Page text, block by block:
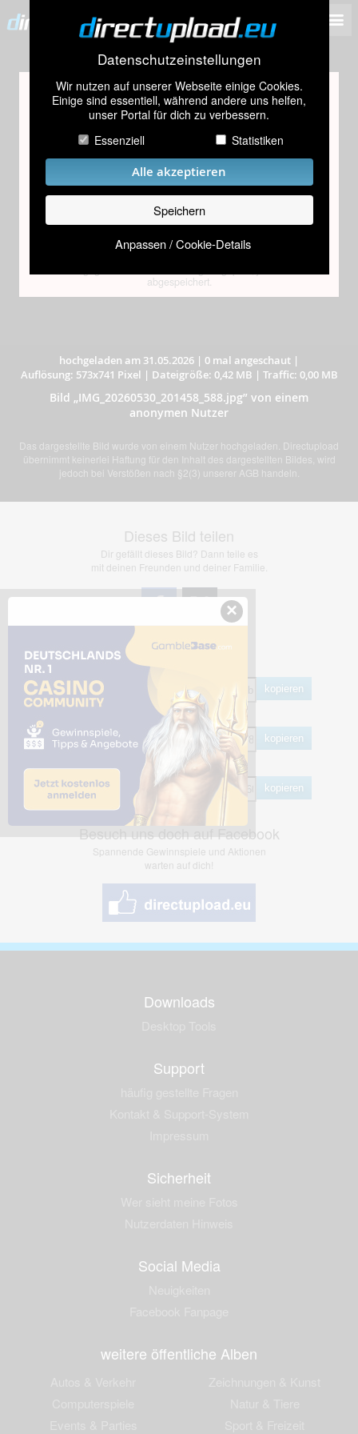
Datenschutzeinstellungen
Wir nutzen auf unserer Webseite einige Cookies.
Einige sind essentiell, während andere uns helfen,
unser Portal für dich zu verbessern.
Essenziell
Statistiken
Alle akzeptieren
Speichern
Anpassen / Cookie-Details
Altersprüfung
Dieses Bild scheint Inhalte zu enthalten, die nur für
Personen über 18 Jahren geeignet sind.
Bitte gib dein Geburtsdatum ein
Absenden
abgespeichert.
hochgeladen am 31.05.2026 | 0 mal angeschaut |
Auflösung: 573x741 Pixel | Dateigröße: 0,42 MB | Traffic: 0,00 MB
Bild „IMG_20260530_201458_588.jpg” von einem
anonymen Nutzer
Das dargestellte Bild wurde von einem Nutzer hochgeladen. Directupload
übernimmt keinerlei Haftung für den Inhalt des dargestellten Bildes, wird
jedoch bei Verstößen nach §2(3) unserer AGB handeln.
Dieses Bild teilen
Dir gefällt dieses Bild? Dann teile es
mit deinen Freunden und deiner Familie.
Share Links
kopieren
HTML
kopieren
BB Code
kopieren
Besuch uns doch auf Facebook
Spannende Gewinnspiele und Aktionen
warten auf dich!
Downloads
Support
Sicherheit
Social Media
weitere öffentliche Alben
×